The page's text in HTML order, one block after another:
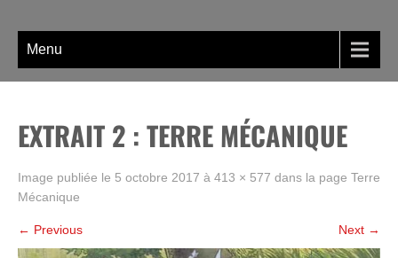
contentMenu
EXTRAIT 2 : TERRE MÉCANIQUE
Image publiée le 5 octobre 2017 à 413 × 577 dans la page Terre
Mécanique
← Previous Next →